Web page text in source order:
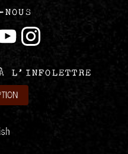
L’INFOLETTRE